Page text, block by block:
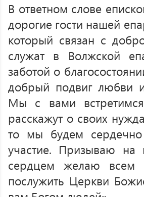
В ответном слове
дорогие гости нашей
который связан с
служат в Волжской
заботой о
добрый подвиг любви
Мы с вами
расскажут о своих
то мы будем
участие. Призываю на
сердцем желаю всем
послужить Церкви